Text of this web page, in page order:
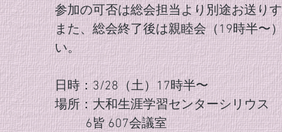
参加の可否は総会担当より別途お送り
また、総会終了後は親睦会（19時半〜
い。
日時：3/28（土）17時半〜
場所：大和生涯学習センターシリウス
           6皆 607会議室